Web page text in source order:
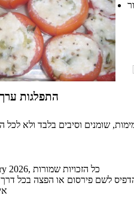
התפלגות ערך
התפלגות ערך
שומנים וסיבים בלבד ולא לכל
©FoodsDictionary 2026, כל הזכויות שמורות
לשם פירסום או הפצה בכל